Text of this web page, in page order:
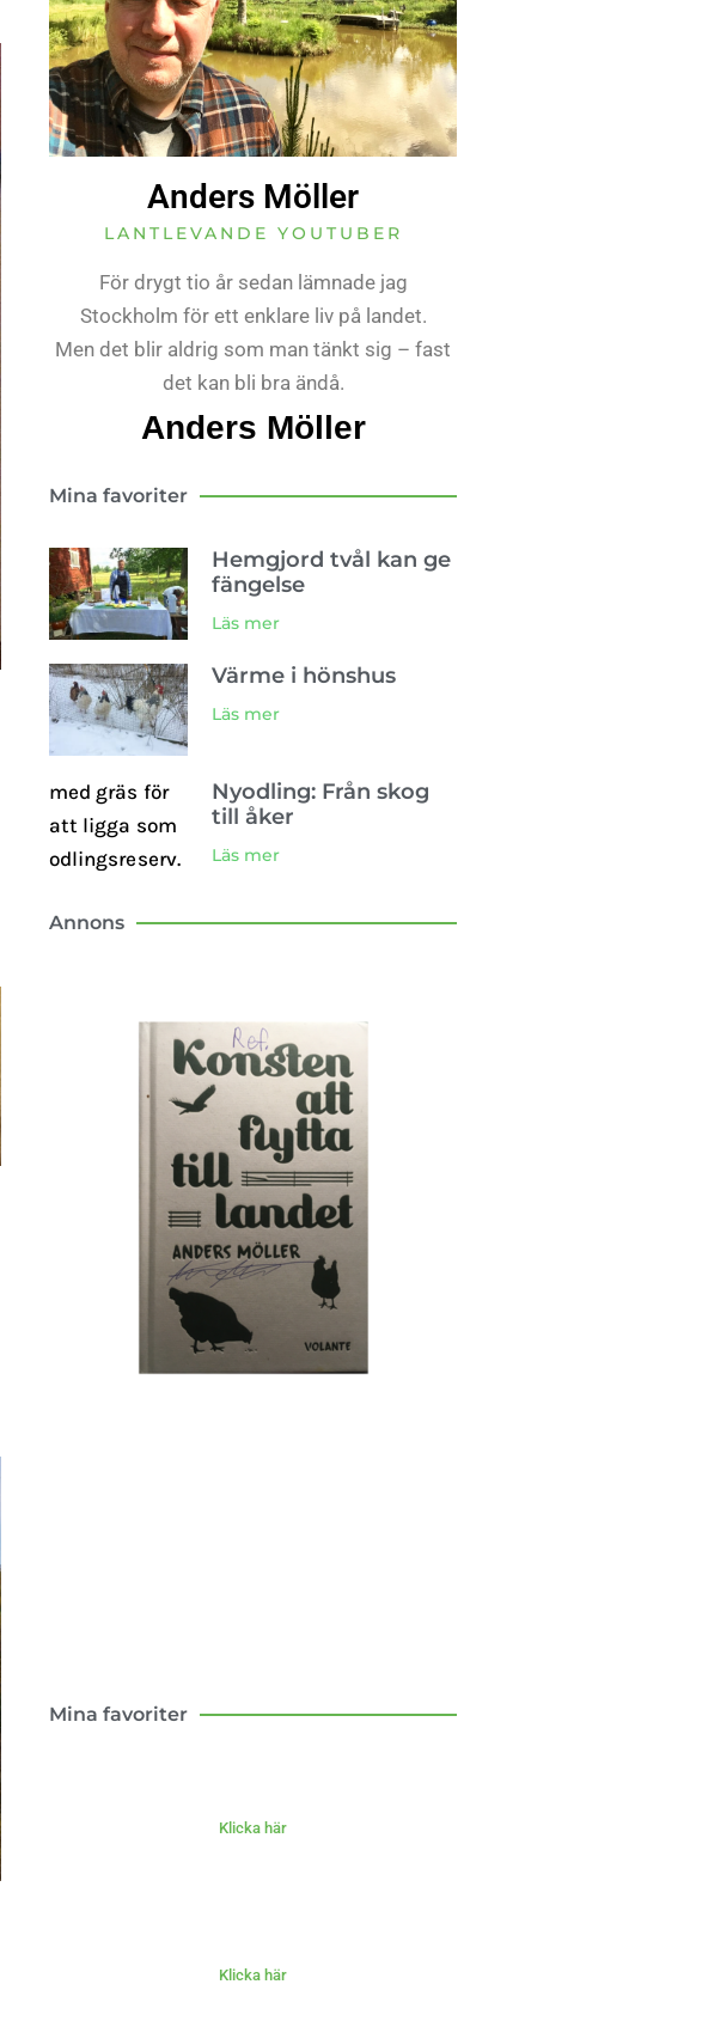
Anders Möller
LANTLEVANDE YOUTUBER
För drygt tio år sedan lämnade jag
Stockholm för ett enklare liv på landet.
Men det blir aldrig som man tänkt sig – fast
det kan bli bra ändå.
Anders Möller
Mina favoriter
Hemgjord tvål kan ge
fängelse
Läs mer
Värme i hönshus
Läs mer
Nyodling: Från skog
till åker
Läs mer
Annons
Mina favoriter
Klicka här
Klicka här